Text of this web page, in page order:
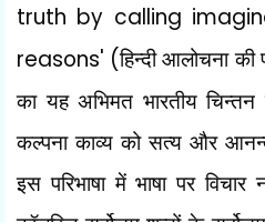
truth by calling
reasons' (हिन्दी आलोचना की
का यह अभिमत भारतीय
कल्पना काव्य को सत्य और
इस परिभाषा में भाषा पर